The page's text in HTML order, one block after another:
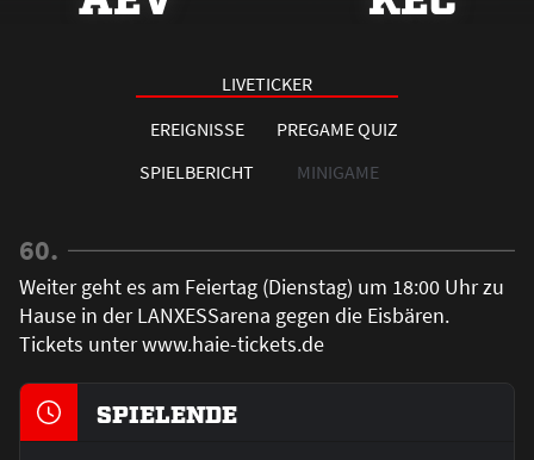
LIVETICKER
EREIGNISSE
PREGAME QUIZ
SPIELBERICHT
MINIGAME
60.
Weiter geht es am Feiertag (Dienstag) um 18:00 Uhr zu
Hause in der LANXESSarena gegen die Eisbären.
Tickets unter www.haie-tickets.de
SPIELENDE